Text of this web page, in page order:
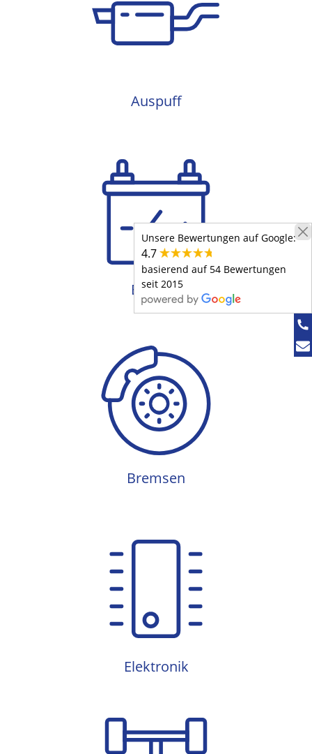
Auspuff
Auspuff
Batterie
Batterie
Bremsen
Bremsen
Elektronik
Unsere Bewertungen auf Google:
4.7
basierend auf 54 Bewertungen
seit 2015